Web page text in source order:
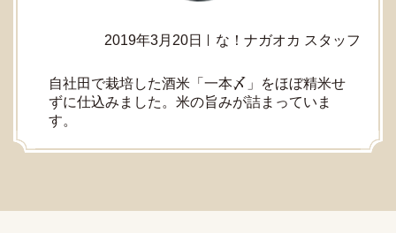
2019年3月20日 な！ナガオカ スタッフ
自社田で栽培した酒米「一本〆」をほぼ精米せ
ずに仕込みました。米の旨みが詰まっていま
す。